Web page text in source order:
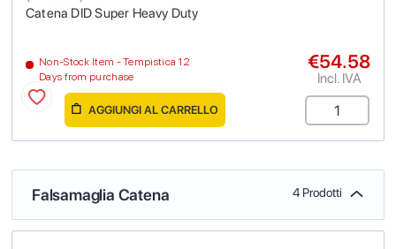
Catena DID Super Heavy Duty
Non-Stock Item - Tempistica 12
Days from purchase
€54.58
Incl. IVA
AGGIUNGI AL CARRELLO
Falsamaglia Catena 4 Prodotti